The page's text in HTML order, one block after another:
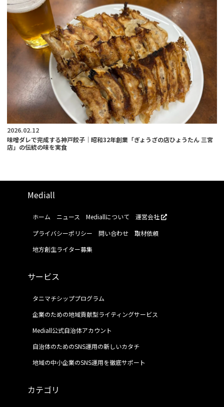
2026.02.12
味噌ダレで完成する神戸餃子｜昭和32年創業「ぎょうざの店ひょうたん 三宮
店」の伝統の味を実食
Mediall
ホーム ニュース Mediallについて
運営会社
プライバシーポリシー
問い合わせ
取材依頼
地方創生ライター募集
サービス
タニマチシッププログラム
企業のための地域貢献型ライティングサービス
Mediall公式自治体アカウント
自治体のためのSNS運用の新しいカタチ
地域の中小企業のSNS運用を徹底サポート
カテゴリ